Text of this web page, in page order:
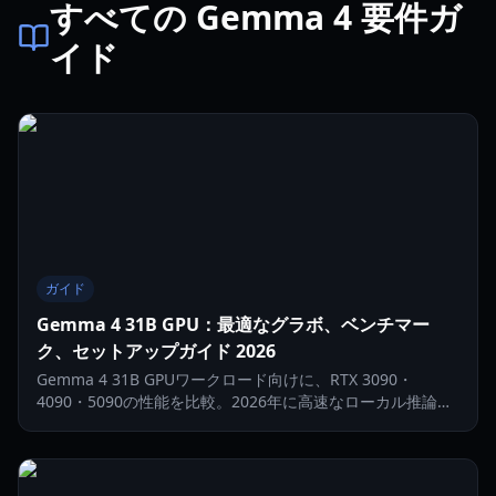
すべての Gemma 4 要件ガ
イド
ガイド
Gemma 4 31B GPU：最適なグラボ、ベンチマー
ク、セットアップガイド 2026
Gemma 4 31B GPUワークロード向けに、RTX 3090・
4090・5090の性能を比較。2026年に高速なローカル推論を